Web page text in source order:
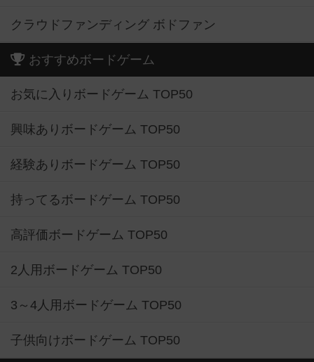
クラウドファンディング ボドファン
おすすめボードゲーム
お気に入りボードゲーム TOP50
興味ありボードゲーム TOP50
経験ありボードゲーム TOP50
持ってるボードゲーム TOP50
高評価ボードゲーム TOP50
2人用ボードゲーム TOP50
3～4人用ボードゲーム TOP50
子供向けボードゲーム TOP50